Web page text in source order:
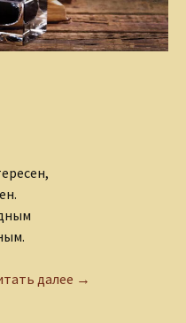
далее Поэзия.
→